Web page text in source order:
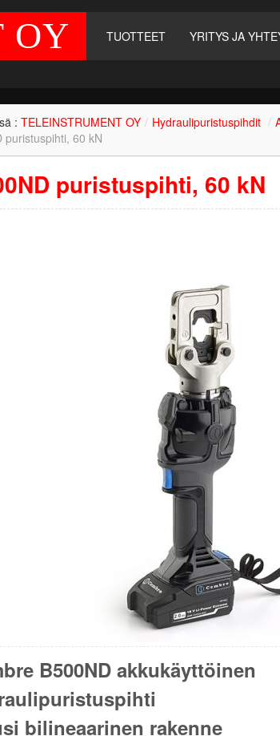
OY TUOTTEET YRITYS JA
: TELEINSTRUMENT OY / Hydraulipuristuspihdit /
puristuspihti, 60 kN
puristuspihti, 60 kN
B500ND akkukäyttöinen
bilineaarinen rakenne